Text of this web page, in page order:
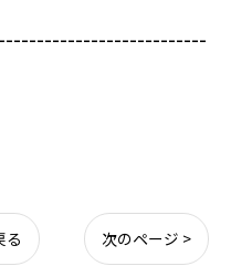
る 次のページ >